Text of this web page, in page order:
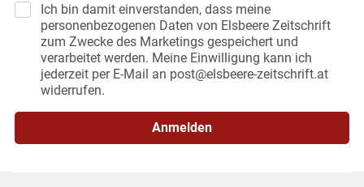
Ich bin damit einverstanden, dass meine
personenbezogenen Daten von Elsbeere Zeitschrift
zum Zwecke des Marketings gespeichert und
verarbeitet werden. Meine Einwilligung kann ich
jederzeit per E-Mail an post@elsbeere-zeitschrift.at
widerrufen.
Anmelden